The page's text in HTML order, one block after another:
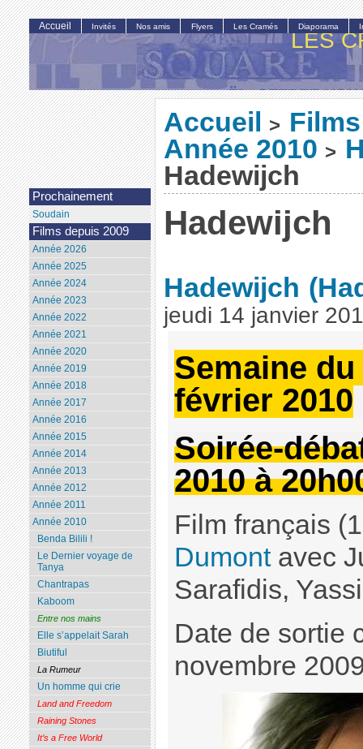
LES
Accueil >
Année 2010 >
Hadewijch
Hadewijch
Hadewijch
jeudi 14 janvier
Semaine
février 2010
Soirée-
2010 à
Film français
Dumontavec
Sarafidis,
Date de sortie
novembre
Accueil Invités Nos amis Flyers Les Cramés Diaporama
Prochainement
Soudain
Films depuis 2009
Année 2026
Année 2025
Année 2024
Année 2023
Année 2022
Année 2021
Année 2020
Année 2019
Année 2018
Année 2017
Année 2016
Année 2015
Année 2014
Année 2013
Année 2012
Année 2011
Année 2010
Benda Bilili !
Le Dernier voyage de
Tanya
Chantrapas
Kaboom
Entre nos mains
Elle s’appelait Sarah
Biutiful
La Rumeur
Un homme qui crie
Land and Freedom
Raining Stones
It’s a Free World